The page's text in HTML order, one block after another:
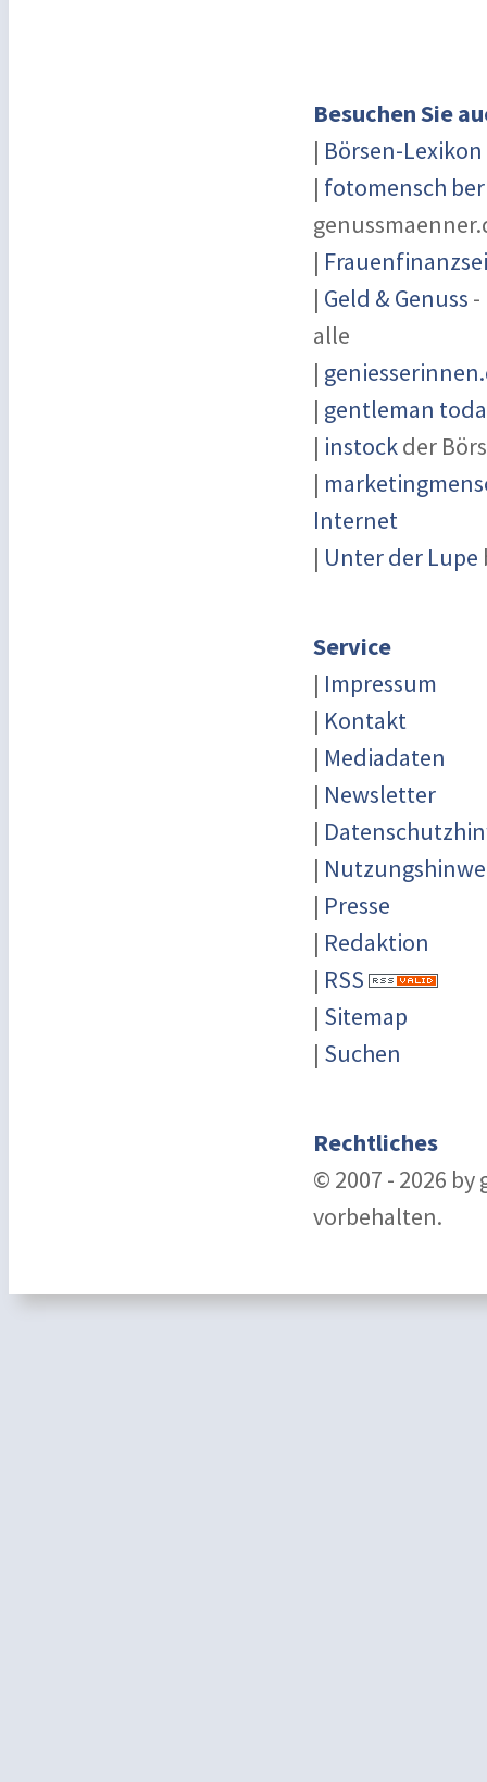
Besuchen Sie
| Börsen-Lexikon
| fotomensch
|
| Geld & Genuss -
alle
|
| gentleman
| instockder
|
Internet
| Unter der Lupe
Service
| Impressum
| Kontakt
| Mediadaten
| Newsletter
|
|
| Presse
| Redaktion
| RSS
| Sitemap
| Suchen
Rechtliches
© 2007 - 2026
vorbehalten.